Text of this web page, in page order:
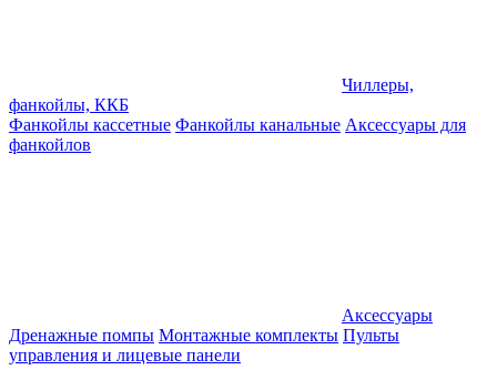
Чиллеры,
фанкойлы, ККБ
Фанкойлы кассетные Фанкойлы канальные Аксессуары для
фанкойлов
Аксессуары
Дренажные помпы Монтажные комплекты Пульты
управления и лицевые панели